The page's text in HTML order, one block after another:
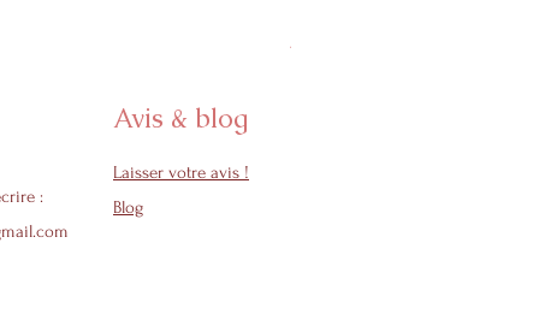
À partir de
Prix promotionnel
:
Avis & blog
Laisser votre avis !
Blog